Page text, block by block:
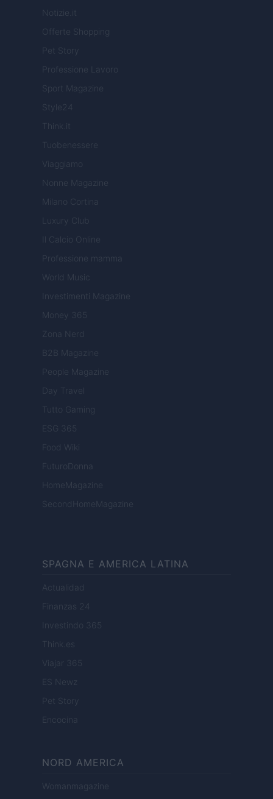
Notizie.it
Offerte Shopping
Pet Story
Professione Lavoro
Sport Magazine
Style24
Think.it
Tuobenessere
Viaggiamo
Nonne Magazine
Milano Cortina
Luxury Club
Il Calcio Online
Professione mamma
World Music
Investimenti Magazine
Money 365
Zona Nerd
B2B Magazine
People Magazine
Day Travel
Tutto Gaming
ESG 365
Food Wiki
FuturoDonna
HomeMagazine
SecondHomeMagazine
SPAGNA E AMERICA LATINA
Actualidad
Finanzas 24
Investindo 365
Think.es
Viajar 365
ES Newz
Pet Story
Encocina
NORD AMERICA
Womanmagazine